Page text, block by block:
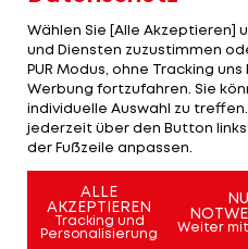
gehanidcapt, muss bei
ein Medical Timeout
Finale ihrer Karriere trifft
Kerber (GER), die Klara
6:3 eliminiert.
Mehr zum
Wählen Sie [Alle Akzeptieren]
und Diensten zuzustimmen
PUR Modus, ohne Tracking
Werbung fortzufahren. Sie
individuelle Auswahl zu
jederzeit über den Button
der Fußzeile anpassen.
ALLE
AKZEPTIEREN
Tracking und
Personalisierung
Weiter mit